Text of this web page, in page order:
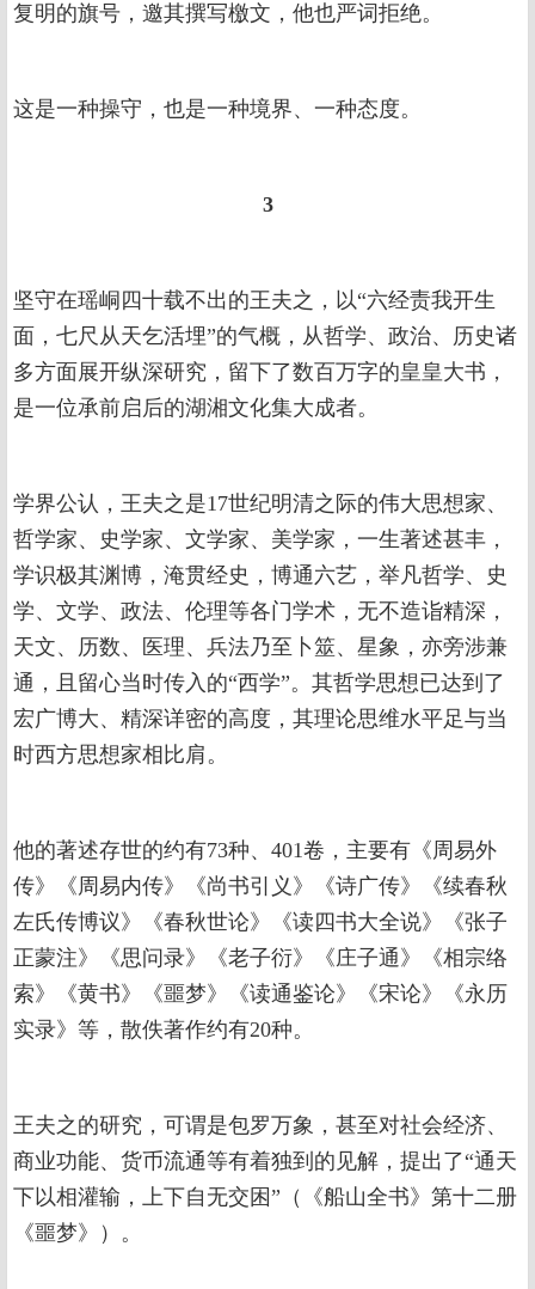
复明的旗号，邀其撰写檄文，他也严词拒绝。
这是一种操守，也是一种境界、一种态度。
3
坚守在瑶峒四十载不出的王夫之，以“六经责我开生
面，七尺从天乞活埋”的气概，从哲学、政治、历史诸
多方面展开纵深研究，留下了数百万字的皇皇大书，
是一位承前启后的湖湘文化集大成者。
学界公认，王夫之是17世纪明清之际的伟大思想家、
哲学家、史学家、文学家、美学家，一生著述甚丰，
学识极其渊博，淹贯经史，博通六艺，举凡哲学、史
学、文学、政法、伦理等各门学术，无不造诣精深，
天文、历数、医理、兵法乃至卜筮、星象，亦旁涉兼
通，且留心当时传入的“西学”。其哲学思想已达到了
宏广博大、精深详密的高度，其理论思维水平足与当
时西方思想家相比肩。
他的著述存世的约有73种、401卷，主要有《周易外
传》《周易内传》《尚书引义》《诗广传》《续春秋
左氏传博议》《春秋世论》《读四书大全说》《张子
正蒙注》《思问录》《老子衍》《庄子通》《相宗络
索》《黄书》《噩梦》《读通鉴论》《宋论》《永历
实录》等，散佚著作约有20种。
王夫之的研究，可谓是包罗万象，甚至对社会经济、
商业功能、货币流通等有着独到的见解，提出了“通天
下以相灌输，上下自无交困”（《船山全书》第十二册
《噩梦》）。